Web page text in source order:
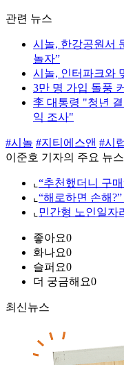
관련 뉴스
시놀, 한강공원서
놀자”
시놀, 인터파크와
3만 명 가입 돌풍
李 대통령 "청년
익 조사"
#시놀 #지티에스앤 #시
이준호 기자의 주요 뉴스
⌞ “추천했더니 구
⌞ “해로하면 손해
⌞ 민간형 노인일자
좋아요0
화나요0
슬퍼요0
더 궁금해요0
최신뉴스